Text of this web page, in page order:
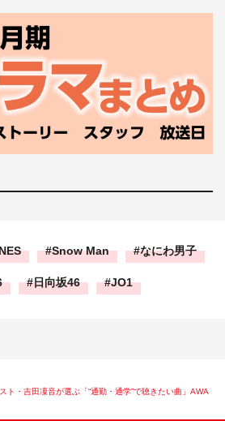
Snow Man なにわ男子
日向坂46 JO1
ト・吉田凜音が選ぶ「“通勤・通学”で聴きたい曲」AWA